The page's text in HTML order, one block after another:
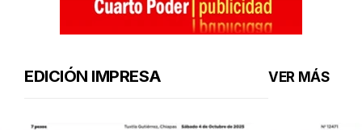
EDICIÓN IMPRESA VER MÁS